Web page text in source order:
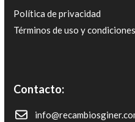
Política de privacidad
Términos de uso y
Contacto: